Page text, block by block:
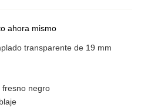
ahora mismo
transparente de 19 mm
fresno negro